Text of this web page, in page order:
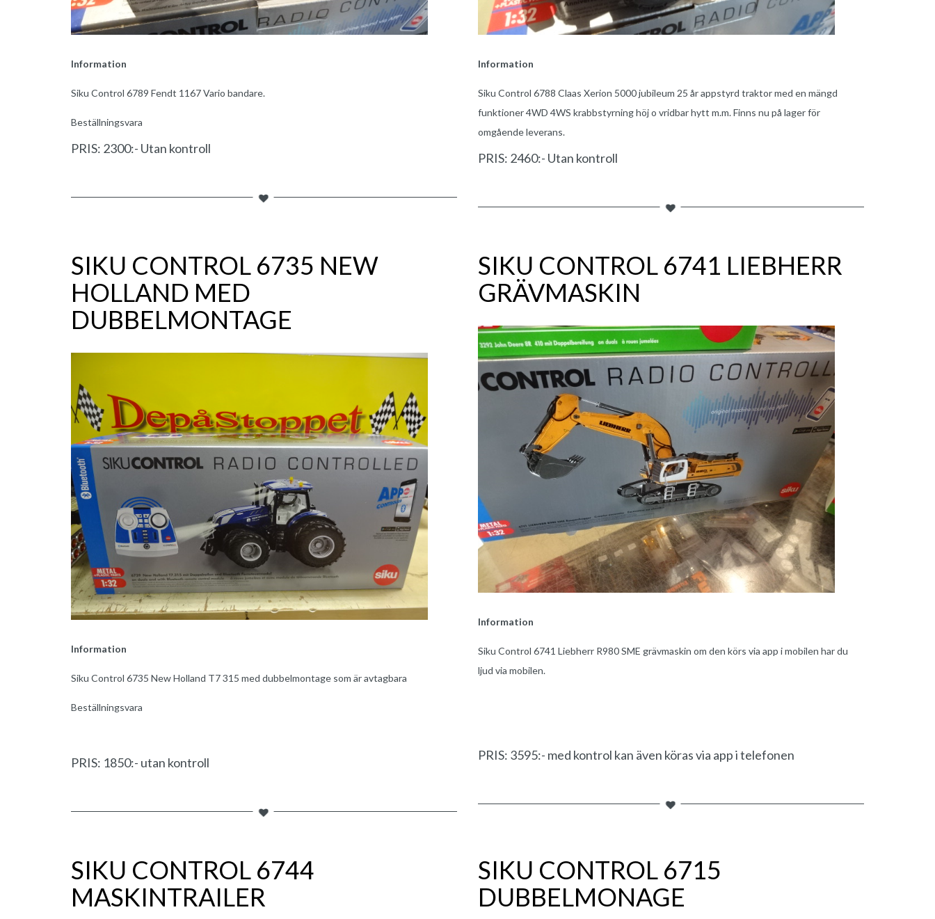
Information
Siku Control 6789 Fendt 1167 Vario bandare.
Beställningsvara
PRIS: 2300:- Utan kontroll
Information
Siku Control 6788 Claas Xerion 5000 jubileum 25 år appstyrd traktor med en mängd
funktioner 4WD 4WS krabbstyrning höj o vridbar hytt m.m. Finns nu på lager för
omgående leverans.
PRIS: 2460:- Utan kontroll
SIKU CONTROL 6735 NEW
HOLLAND MED
DUBBELMONTAGE
Information
Siku Control 6735 New Holland T7 315 med dubbelmontage som är avtagbara
Beställningsvara
PRIS: 1850:- utan kontroll
SIKU CONTROL 6741 LIEBHERR
GRÄVMASKIN
Information
Siku Control 6741 Liebherr R980 SME grävmaskin om den körs via app i mobilen har du
ljud via mobilen.
PRIS: 3595:- med kontrol kan även köras via app i telefonen
SIKU CONTROL 6744
MASKINTRAILER
SIKU CONTROL 6715
DUBBELMONAGE